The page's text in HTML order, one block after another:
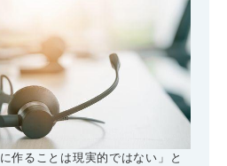
作ることは現実的ではない」と